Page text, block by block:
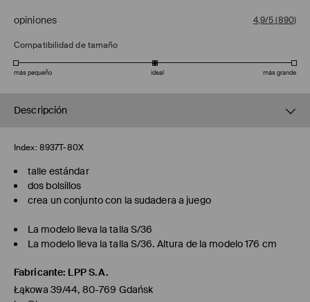
opiniones 4,9/5(890)
Compatibilidad de tamaño
más pequeño ideal más grande
Descripción
Index: 8937T-80X
talle estándar
dos bolsillos
crea un conjunto con la sudadera a juego
La modelo lleva la talla S/36
La modelo lleva la talla S/36. Altura de la modelo 176 cm
Fabricante: LPP S.A.
Łąkowa 39/44, 80-769 Gdańsk